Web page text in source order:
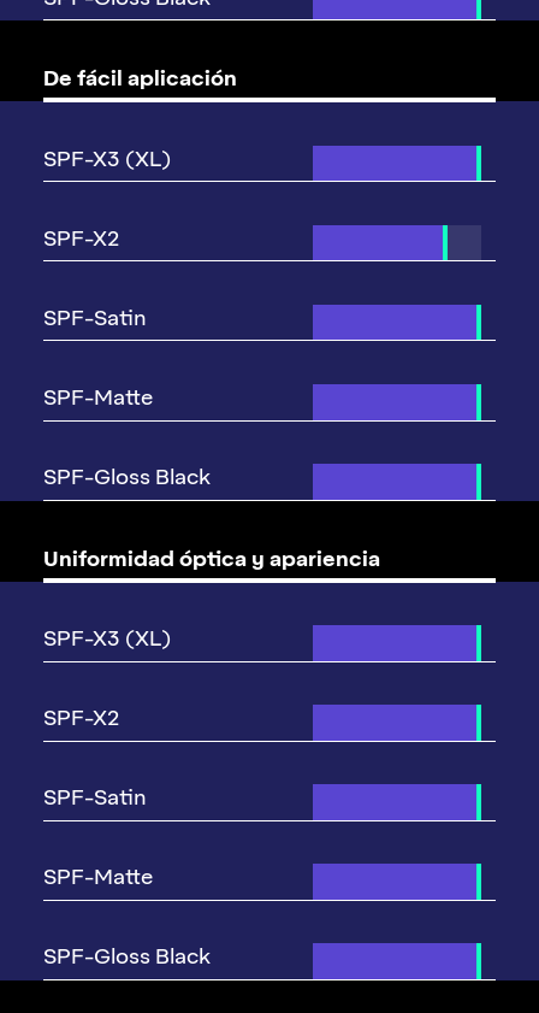
De fácil aplicación
Uniformidad óptica y apariencia